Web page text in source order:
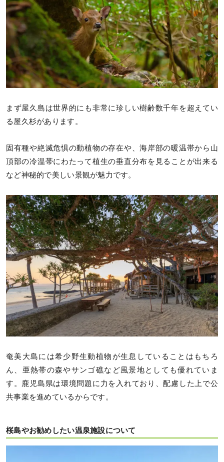
まず屋久島は世界的にも非常に珍しい樹齢数千年を超えてい
る屋久杉があります。
固有種や絶滅危惧の動植物の存在や、海岸部の暖温帯から山
頂部の冷温帯にわたって植生の垂直分布を見ることが出来る
など神秘的で美しい景観が魅力です。
奄美大島には希少野生動植物が生息していることはもちろ
ん、亜熱帯の森やサンゴ礁など風景地としても優れていま
す。鹿児島県は環境問題に力を入れており、配慮した上で公
共事業を進めているからです。
桜島やお勧めしたい温泉施設について